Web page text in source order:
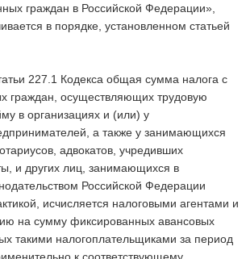
граждан в Российской Федерации»,
в порядке, установленном статьей
227.1 Кодекса общая сумма налога с
граждан, осуществляющих трудовую
в организациях и (или) у
а также у занимающихся
адвокатов, учредивших
и других лиц, занимающихся в
Российской Федерации
исчисляется налоговыми агентами и
на сумму фиксированных авансовых
такими налогоплательщиками за период
к соответствующему